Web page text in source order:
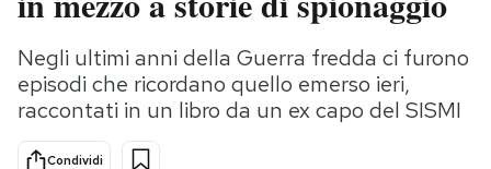
Politica
Tecnologia
Internet
Scienza
Cultura
Consumismi
Storie/Idee
Ok Boomer!
Media
Negli ultimi anni della Guerra fredda ci furono
episodi che ricordano quello emerso ieri,
raccontati in un libro da un ex capo del SISMI
Condividi